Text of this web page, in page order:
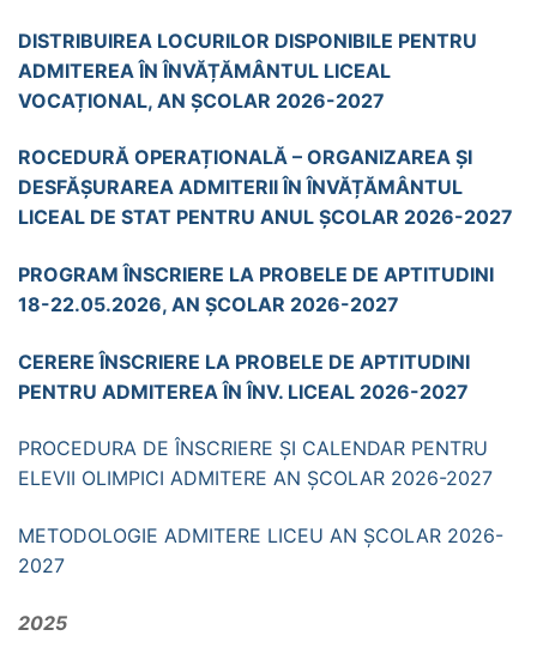
DISTRIBUIREA LOCURILOR DISPONIBILE PENTRU
ADMITEREA ÎN ÎNVĂȚĂMÂNTUL LICEAL
VOCAȚIONAL, AN ȘCOLAR 2026-2027
ROCEDURĂ OPERAȚIONALĂ – ORGANIZAREA ȘI
DESFĂȘURAREA ADMITERII ÎN ÎNVĂȚĂMÂNTUL
LICEAL DE STAT PENTRU ANUL ȘCOLAR 2026-2027
PROGRAM ÎNSCRIERE LA PROBELE DE APTITUDINI
18-22.05.2026, AN ȘCOLAR 2026-2027
CERERE ÎNSCRIERE LA PROBELE DE APTITUDINI
PENTRU ADMITEREA ÎN ÎNV. LICEAL 2026-2027
PROCEDURA DE ÎNSCRIERE ȘI CALENDAR PENTRU
ELEVII OLIMPICI ADMITERE AN ȘCOLAR 2026-2027
METODOLOGIE ADMITERE LICEU AN ȘCOLAR 2026-
2027
2025